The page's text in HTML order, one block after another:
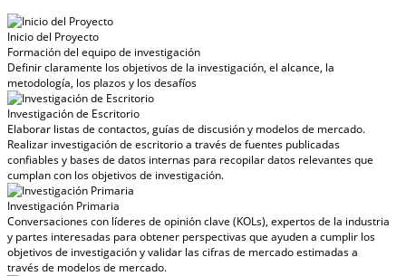
Inicio del Proyecto
Formación del equipo de investigación
Definir claramente los objetivos de la investigación, el alcance, la
metodología, los plazos y los desafíos
Investigación de Escritorio
Elaborar listas de contactos, guías de discusión y modelos de mercado.
Realizar investigación de escritorio a través de fuentes publicadas
confiables y bases de datos internas para recopilar datos relevantes que
cumplan con los objetivos de investigación.
Investigación Primaria
Conversaciones con líderes de opinión clave (KOLs), expertos de la industria
y partes interesadas para obtener perspectivas que ayuden a cumplir los
objetivos de investigación y validar las cifras de mercado estimadas a
través de modelos de mercado.